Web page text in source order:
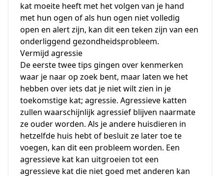
kat moeite heeft met het volgen van je hand
met hun ogen of als hun ogen niet volledig
open en alert zijn, kan dit een teken zijn van een
onderliggend gezondheidsprobleem.
Vermijd agressie
De eerste twee tips gingen over kenmerken
waar je naar op zoek bent, maar laten we het
hebben over iets dat je niet wilt zien in je
toekomstige kat; agressie. Agressieve katten
zullen waarschijnlijk agressief blijven naarmate
ze ouder worden. Als je andere huisdieren in
hetzelfde huis hebt of besluit ze later toe te
voegen, kan dit een probleem worden. Een
agressieve kat kan uitgroeien tot een
agressieve kat die niet goed met anderen kan